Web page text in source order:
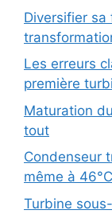
Diversifier sa
Les erreurs
première
Maturation
tout
Condenseur
même à 46°C
Turbine